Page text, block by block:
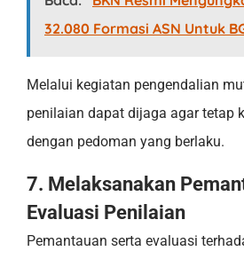
32.080 Formasi ASN Untuk
Melalui kegiatan pengendalian
penilaian dapat dijaga agar tetap
dengan pedoman yang berlaku.
7. Melaksanakan
Evaluasi Penilaian
Pemantauan serta evaluasi